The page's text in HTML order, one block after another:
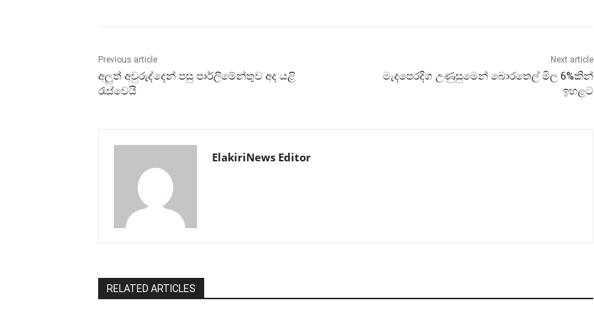
Previous article
අලුත් අවුරුද්දෙන් පසු පාර්ලිමේන්තුව අද යළි
රැස්වෙයි
Next article
මැදපෙරදිග උණුසුමෙන් බොරතෙල් මිල 6%කින්
ඉහළට
ElakiriNews Editor
RELATED ARTICLES